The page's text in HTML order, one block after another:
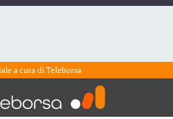
a cura diTeleborsa